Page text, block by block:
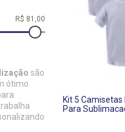
são
ótimo
Kit 5
Para